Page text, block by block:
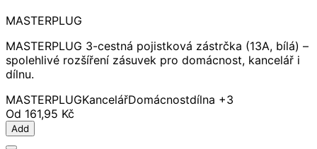
MASTERPLUG
MASTERPLUG 3-cestná pojistková zástrčka (13A, bílá) –
spolehlivé rozšíření zásuvek pro domácnost, kancelář i
dílnu.
MASTERPLUGKancelářDomácnostdílna +3
Od 161,95 Kč
Add